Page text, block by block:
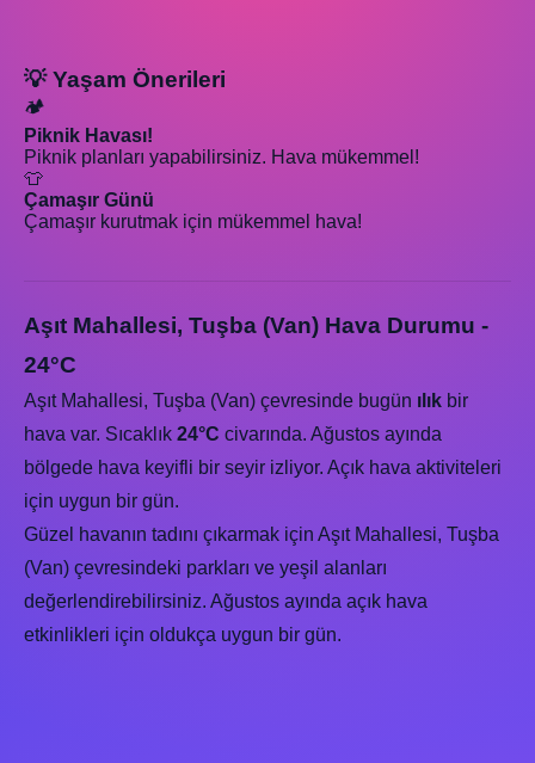
💡 Yaşam Önerileri
🏕️
Piknik Havası!
Piknik planları yapabilirsiniz. Hava mükemmel!
👕
Çamaşır Günü
Çamaşır kurutmak için mükemmel hava!
Aşıt Mahallesi, Tuşba (Van) Hava Durumu -
24°C
Aşıt Mahallesi, Tuşba (Van) çevresinde bugün ılık bir
hava var. Sıcaklık 24°C civarında. Ağustos ayında
bölgede hava keyifli bir seyir izliyor. Açık hava aktiviteleri
için uygun bir gün.
Güzel havanın tadını çıkarmak için Aşıt Mahallesi, Tuşba
(Van) çevresindeki parkları ve yeşil alanları
değerlendirebilirsiniz. Ağustos ayında açık hava
etkinlikleri için oldukça uygun bir gün.